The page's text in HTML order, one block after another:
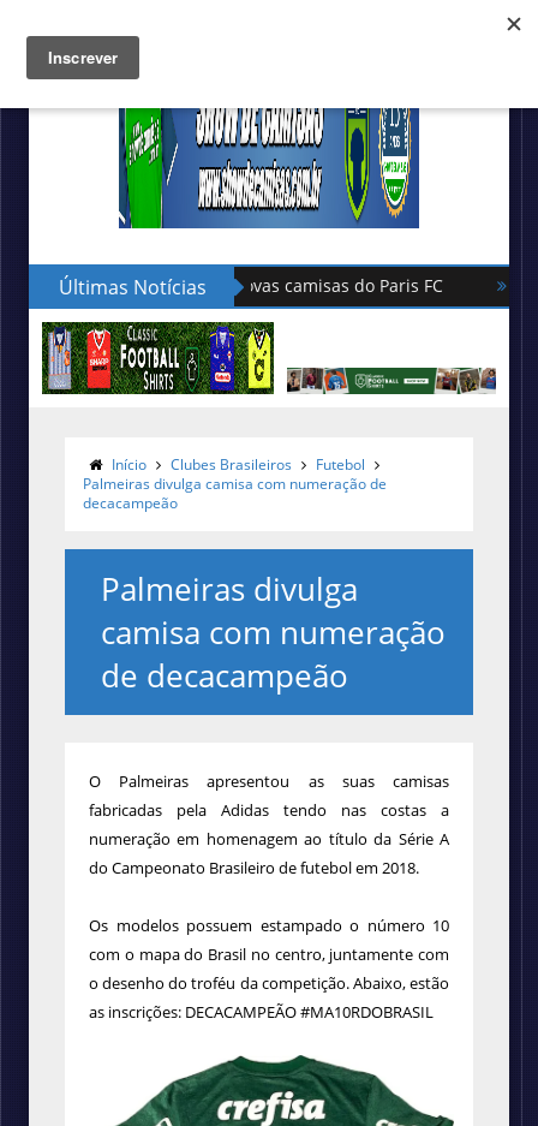
Últimas Notícias Hummel lança as novas camisas do
Início Clubes Brasileiros
Futebol
Palmeiras divulga camisa com numeração de
decacampeão
Palmeiras divulga
camisa com numeração
de decacampeão
O Palmeiras apresentou as suas camisas
fabricadas pela Adidas tendo nas costas a
numeração em homenagem ao título da Série A
do Campeonato Brasileiro de futebol em 2018.
Os modelos possuem estampado o número 10
com o mapa do Brasil no centro, juntamente com
o desenho do troféu da competição. Abaixo, estão
as inscrições: DECACAMPEÃO #MA10RDOBRASIL